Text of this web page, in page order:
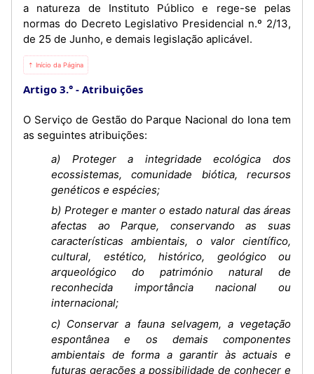
a natureza de Instituto Público e rege-se pelas
normas do Decreto Legislativo Presidencial n.º 2/13,
de 25 de Junho, e demais legislação aplicável.
⇡ Início da Página
Artigo 3.° Atribuições
O Serviço de Gestão do Parque Nacional do Iona tem
as seguintes atribuições:
a) Proteger a integridade ecológica dos
ecossistemas, comunidade biótica, recursos
genéticos e espécies;
b) Proteger e manter o estado natural das áreas
afectas ao Parque, conservando as suas
características ambientais, o valor científico,
cultural, estético, histórico, geológico ou
arqueológico do património natural de
reconhecida importância nacional ou
internacional;
c) Conservar a fauna selvagem, a vegetação
espontânea e os demais componentes
ambientais de forma a garantir às actuais e
futuras gerações a possibilidade de conhecer e